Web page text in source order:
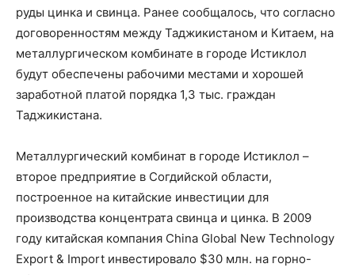
руды цинка и свинца. Ранее сообщалось, что согласно
договоренностям между Таджикистаном и Китаем, на
металлургическом комбинате в городе Истиклол
будут обеспечены рабочими местами и хорошей
заработной платой порядка 1,3 тыс. граждан
Таджикистана.
Металлургический комбинат в городе Истиклол –
второе предприятие в Согдийской области,
построенное на китайские инвестиции для
производства концентрата свинца и цинка. В 2009
году китайская компания China Global New Technology
Export & Import инвестировало $30 млн. на горно-